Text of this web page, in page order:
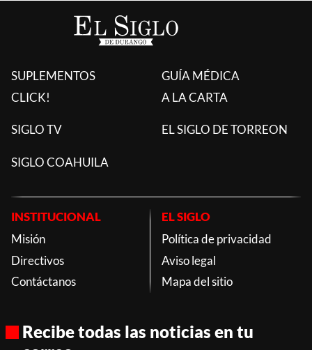
SUPLEMENTOS
CLICK!
GUÍA MÉDICA
A LA CARTA
SIGLO TV EL SIGLO DE TORREON
SIGLO COAHUILA
INSTITUCIONAL
Misión
Directivos
Contáctanos
EL SIGLO
Política de privacidad
Aviso legal
Mapa del sitio
Recibe todas las noticias en tu